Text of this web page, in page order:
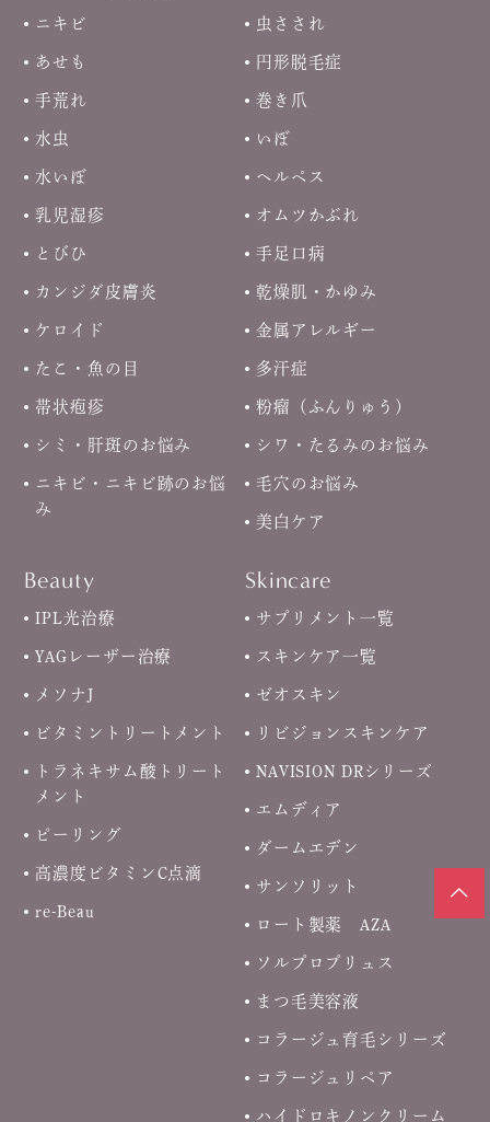
ニキビ 虫さされ
あせも 円形脱毛症
手荒れ 巻き爪
水虫 いぼ
水いぼ ヘルペス
乳児湿疹 オムツかぶれ
とびひ 手足口病
カンジダ皮膚炎 乾燥肌・かゆみ
ケロイド 金属アレルギー
たこ・魚の目 多汗症
帯状疱疹 粉瘤（ふんりゅう）
シミ・肝斑のお悩み シワ・たるみのお悩み
ニキビ・ニキビ跡のお悩
み
毛穴のお悩み
美白ケア
Beauty
IPL光治療
YAGレーザー治療
メソナJ
ビタミントリートメント
トラネキサム酸トリート
メント
ピーリング
高濃度ビタミンC点滴
re-Beau
Skincare
サプリメント一覧
スキンケア一覧
ゼオスキン
リビジョンスキンケア
NAVISION DRシリーズ
エムディア
ダームエデン
サンソリット
ロート製薬 AZA
ソルプロプリュス
まつ毛美容液
コラージュ育毛シリーズ
コラージュリペア
ハイドロキノンクリーム